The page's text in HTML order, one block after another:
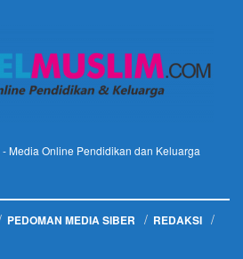
- Media Online Pendidikan dan Keluarga
PEDOMAN MEDIA SIBER
REDAKSI